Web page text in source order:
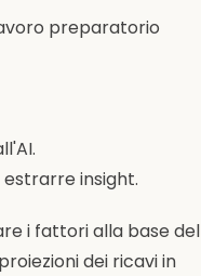
preparatorio
insight.
i fattori alla base del
dei ricavi in